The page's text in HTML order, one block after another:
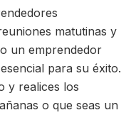
matutinas y
un emprendedor
para su éxito.
y realices los
o que seas un